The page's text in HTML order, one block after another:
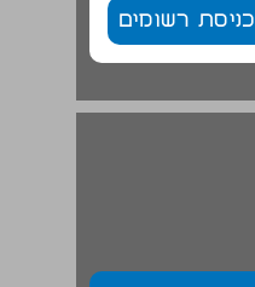
כניסת רשומים